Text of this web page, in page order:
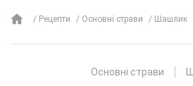
Рецепти Основні страви Шашлик
Основні страви